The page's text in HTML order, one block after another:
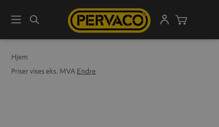
MenySøk
Hjem
Priser vises eks. MVA Endre